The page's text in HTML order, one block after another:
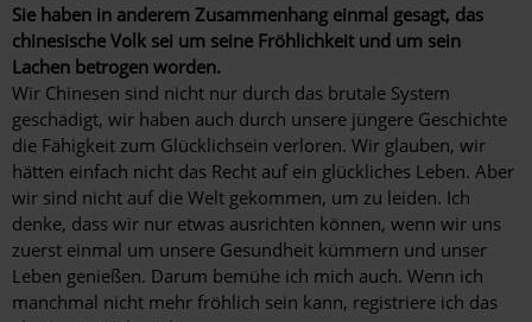
Sie haben in anderem Zusammenhang einmal gesagt, das
chinesische Volk sei um seine Fröhlichkeit und um sein
Lachen betrogen worden.
Wir Chinesen sind nicht nur durch das brutale System
geschädigt, wir haben auch durch unsere jüngere Geschichte
die Fähigkeit zum Glücklichsein verloren. Wir glauben, wir
hätten einfach nicht das Recht auf ein glückliches Leben. Aber
wir sind nicht auf die Welt gekommen, um zu leiden. Ich
denke, dass wir nur etwas ausrichten können, wenn wir uns
zuerst einmal um unsere Gesundheit kümmern und unser
Leben genießen. Darum bemühe ich mich auch. Wenn ich
manchmal nicht mehr fröhlich sein kann, registriere ich das